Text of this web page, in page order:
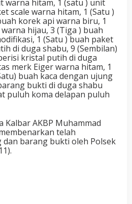
warna hitam, 1 (satu ) unit
scale warna hitam, 1 (Satu )
korek api warna biru, 1
hijau, 3 (Tiga ) buah
1 (Satu ) buah paket
di duga shabu, 9 (Sembilan)
kristal putih di duga
merk Eiger warna hitam, 1
buah kaca dengan ujung
bukti di duga shabu
puluh koma delapan puluh
Kalbar AKBP Muhammad
membenarkan telah
barang bukti oleh Polsek